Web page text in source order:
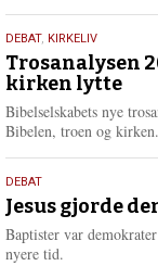
2.
juni
2026
DEBAT, KIRKELIV
Trosanalysen
kirken lytte
Bibelselskabets nye
Bibelen, troen og
18.
maj
2026
DEBAT
Jesus gjorde
Baptister var
nyere tid.